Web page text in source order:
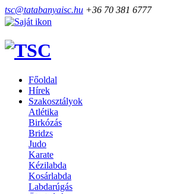
tsc@tatabanyaisc.hu +36 70 381 6777
Főoldal
Hírek
Szakosztályok
Atlétika
Birkózás
Bridzs
Judo
Karate
Kézilabda
Kosárlabda
Labdarúgás